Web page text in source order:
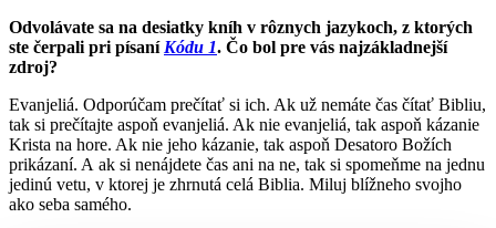
Odvolávate sa na desiatky kníh v rôznych jazykoch, z ktorých
ste čerpali pri písaní Kódu 1. Čo bol pre vás najzákladnejší
zdroj?
Evanjeliá. Odporúčam prečítať si ich. Ak už nemáte čas čítať Bibliu,
tak si prečítajte aspoň evanjeliá. Ak nie evanjeliá, tak aspoň kázanie
Krista na hore. Ak nie jeho kázanie, tak aspoň Desatoro Božích
prikázaní. A ak si nenájdete čas ani na ne, tak si spomeňme na jednu
jedinú vetu, v ktorej je zhrnutá celá Biblia. Miluj blížneho svojho
ako seba samého.